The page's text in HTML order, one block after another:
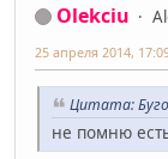
Olekciu
25 апреля 2014,
Цитата:
не помню